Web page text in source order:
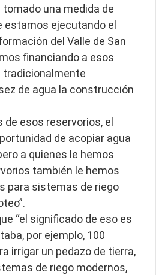
tomado una medida de
estamos ejecutando el
del Valle de San
financiando a esos
tradicionalmente
de agua la construcción
esos reservorios, el
de acopiar agua
a quienes le hemos
también le hemos
para sistemas de riego
“el significado de eso es
por ejemplo, 100
irrigar un pedazo de tierra,
de riego modernos,